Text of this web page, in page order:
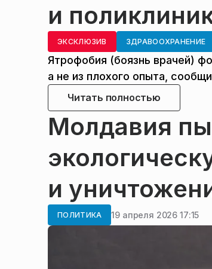
и
ЭКСКЛЮЗИВ ЗДРАВООХРАНЕНИЕ
Ятрофобия (боязнь врачей)
а не из плохого опыта,
Читать полностью
Молдавия
и
ПОЛИТИКА 19 апреля 2026 17:15